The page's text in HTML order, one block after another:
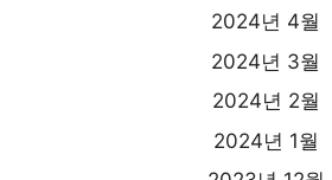
2024년 4월
2024년 3월
2024년 2월
2024년 1월